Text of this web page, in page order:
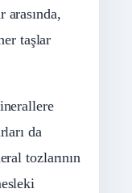
arasında,
taşlar
da
tozlarının